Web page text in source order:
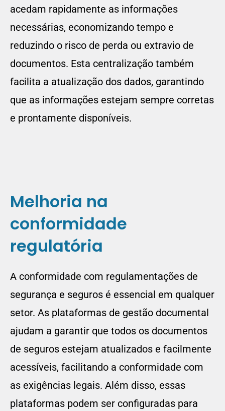
acedam rapidamente as informações
necessárias, economizando tempo e
reduzindo o risco de perda ou extravio de
documentos. Esta centralização também
facilita a atualização dos dados, garantindo
que as informações estejam sempre corretas
e prontamente disponíveis.
Melhoria na
conformidade
regulatória
A conformidade com regulamentações de
segurança e seguros é essencial em qualquer
setor. As plataformas de gestão documental
ajudam a garantir que todos os documentos
de seguros estejam atualizados e facilmente
acessíveis, facilitando a conformidade com
as exigências legais. Além disso, essas
plataformas podem ser configuradas para